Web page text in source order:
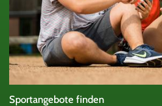
Sportangebote finden